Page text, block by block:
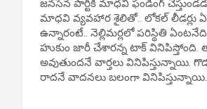
జనసేన పార్టీకి మాధవి ఫండింగ్
మాధవి వ్యవహార శైలితో.. లోకల్ లీడర్లు
ఉన్నారంటే.. నెల్లిమర్లలో పరిస్థితి
హుకుం జారీ చేశారన్న టాక్
అవుతుందనే వార్తలు వినిపిస్తున్నాయి.
రాదనే వాదనలు బలంగా వినిపిస్తున్నాయి.